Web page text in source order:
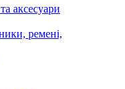
аксесуари
ремені,